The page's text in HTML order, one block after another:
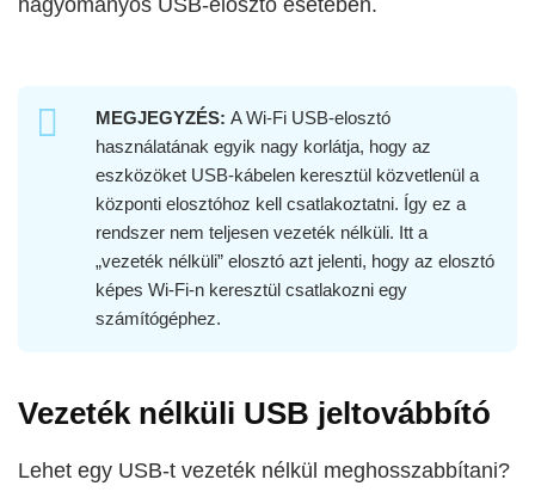
hagyományos USB-elosztó esetében.
MEGJEGYZÉS: A Wi-Fi USB-elosztó
használatának egyik nagy korlátja, hogy az
eszközöket USB-kábelen keresztül közvetlenül a
központi elosztóhoz kell csatlakoztatni. Így ez a
rendszer nem teljesen vezeték nélküli. Itt a
„vezeték nélküli” elosztó azt jelenti, hogy az elosztó
képes Wi-Fi-n keresztül csatlakozni egy
számítógéphez.
Vezeték nélküli USB jeltovábbító
Lehet egy USB-t vezeték nélkül meghosszabbítani?